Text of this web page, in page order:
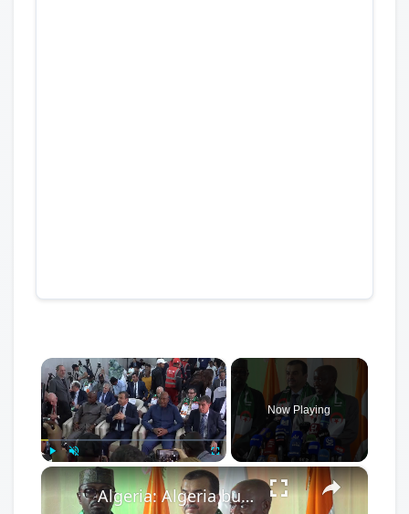
×
Unmute Fullscreen
Now Playing
×
Algeria: Algeria builds new section of trans-Saharan gas pipeline.